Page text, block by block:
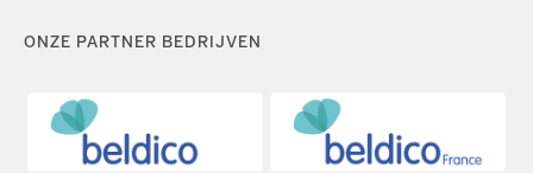
ONZE PARTNER BEDRIJVEN